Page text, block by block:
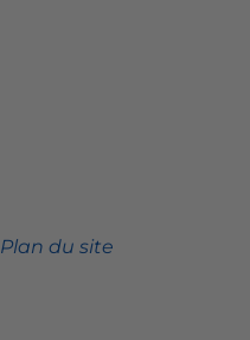
Plan du site